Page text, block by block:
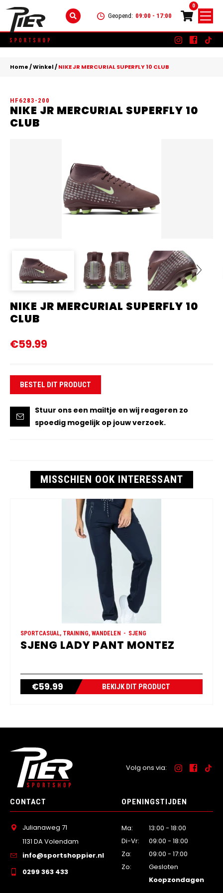
Geopend: 09:00 - 17:00
0
Skip
to
SCHOENEN
ACCESSOIRES
KLEDING
SCHOENEN
KINDEREN
KLEDING
+
Home/Winkel/NIKE JR MERCURIAL SUPERFLY 10 CLUB
HF6283-200
NIKE JR MERCURIAL SUPERFLY 10
CLUB
Next
NIKE JR MERCURIAL SUPERFLY 10
CLUB
€59.99
BESTEL DIT PRODUCT
Stuur ons een mailtje en wij reageren zo
spoedig mogelijk op jouw verzoek.
MISSCHIEN OOK INTERESSANT
SPORTCASUAL, TRAINING, WANDELEN SJENG
SJENG LADY PANT MONTEZ
€59.99 BEKIJK DIT PRODUCT
Volg ons via:
CONTACT
Julianaweg 71
1131 DA Volendam
info@sportshoppier.nl
0299 363 433
OPENINGSTIJDEN
Ma:
13:00 - 18:00
Di-Vr:
09:00 - 18:00
Za:
09:00 - 17:00
Zo:
Gesloten
Koopzondagen